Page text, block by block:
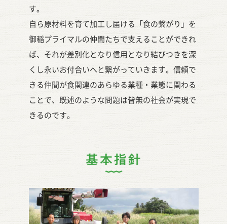
す。
自ら原材料を育て加工し届ける「食の繋がり」を
御稲プライマルの仲間たちで支えることができれ
ば、それが差別化となり信用となり結びつきを深
くし永いお付合いへと繋がっていきます。信頼で
きる仲間が食関連のあらゆる業種・業態に関わる
ことで、既述のような問題は皆無の社会が実現で
きるのです。